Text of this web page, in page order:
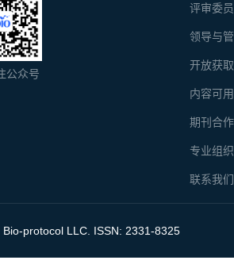
评审委
领导与
开放获
内容可
期刊合
专业组
联系我们
公众号
Bio-protocol LLC. ISSN: 2331-8325